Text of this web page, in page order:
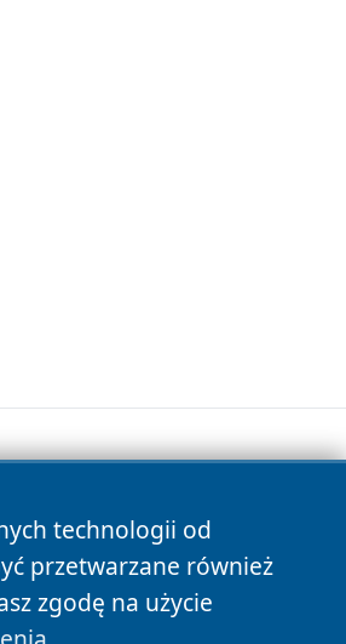
technologii od
przetwarzane również
zgodę na użycie